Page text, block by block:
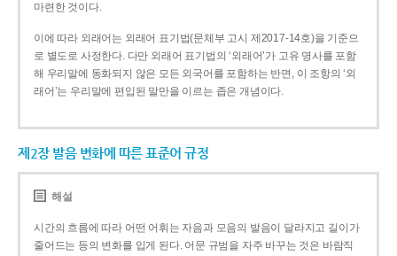
마련한 것이다.
이에 따라 외래어는 외래어 표기법(문체부 고시 제2017-14호)을 기준으
로 별도로 사정한다. 다만 외래어 표기법의 ‘외래어’가 고유 명사를 포함
해 우리말에 동화되지 않은 모든 외국어를 포함하는 반면, 이 조항의 ‘외
래어’는 우리말에 편입된 말만을 이르는 좁은 개념이다.
제2장 발음 변화에 따른 표준어 규정
해설
시간의 흐름에 따라 어떤 어휘는 자음과 모음의 발음이 달라지고 길이가
줄어드는 등의 변화를 입게 된다. 어문 규범을 자주 바꾸는 것은 바람직